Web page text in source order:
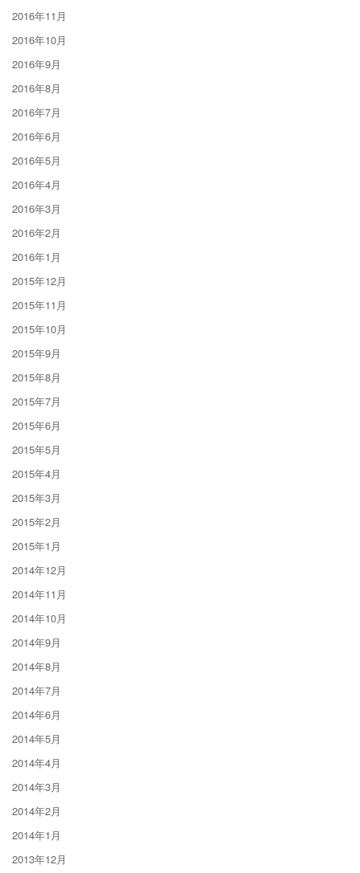
2016年11月
2016年10月
2016年9月
2016年8月
2016年7月
2016年6月
2016年5月
2016年4月
2016年3月
2016年2月
2016年1月
2015年12月
2015年11月
2015年10月
2015年9月
2015年8月
2015年7月
2015年6月
2015年5月
2015年4月
2015年3月
2015年2月
2015年1月
2014年12月
2014年11月
2014年10月
2014年9月
2014年8月
2014年7月
2014年6月
2014年5月
2014年4月
2014年3月
2014年2月
2014年1月
2013年12月